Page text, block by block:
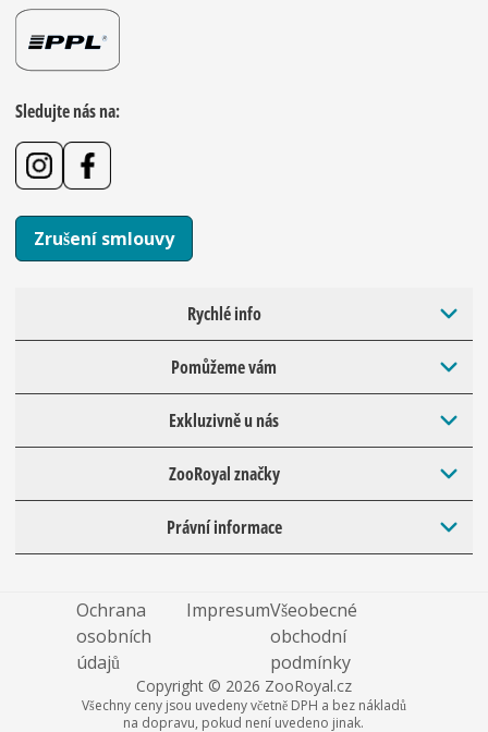
Sledujte nás na:
Zrušení smlouvy
Rychlé info
Pomůžeme vám
Exkluzivně u nás
ZooRoyal značky
Právní informace
Ochrana
osobních
údajů
ImpresumVšeobecné
obchodní
podmínky
Copyright © 2026 ZooRoyal.cz
Všechny ceny jsou uvedeny včetně DPH a bez nákladů
na dopravu, pokud není uvedeno jinak.